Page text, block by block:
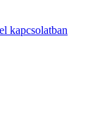
kapcsolatban